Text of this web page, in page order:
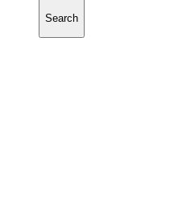
Search
Toggle